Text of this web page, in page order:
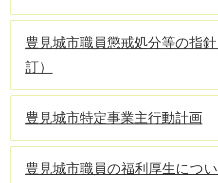
豊見城市職員懲戒処分等の指
訂）
豊見城市特定事業主行動計画
豊見城市職員の福利厚生につ